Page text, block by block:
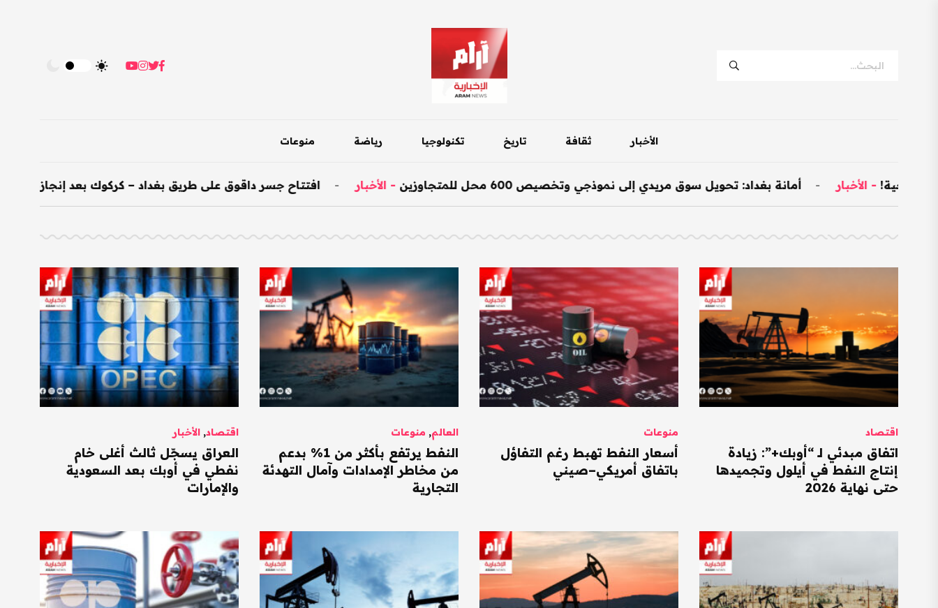
الأخبار ثقافة تاريخ تكنولوجيا رياضة منوعات
افتتاح جسر داقوق على طريق بغداد – كركوك بعد إنجازه خلال 200 يوم - أمانة بغداد: تحويل سوق مريدي إلى نموذجي وتخصيص 600 محل للمتجاوزين -الأخبار - -الأخبار
اقتصاد
اتفاق مبدئي لـ “أوبك+”: زيادة
إنتاج النفط في أيلول وتجميدها
حتى نهاية 2026
منوعات
أسعار النفط تهبط رغم التفاؤل
باتفاق أمريكي–صيني
العالم, منوعات
النفط يرتفع بأكثر من 1% بدعم
من مخاطر الإمدادات وآمال التهدئة
التجارية
اقتصاد, الأخبار
العراق يسجّل ثالث أغلى خام
نفطي في أوبك بعد السعودية
والإمارات